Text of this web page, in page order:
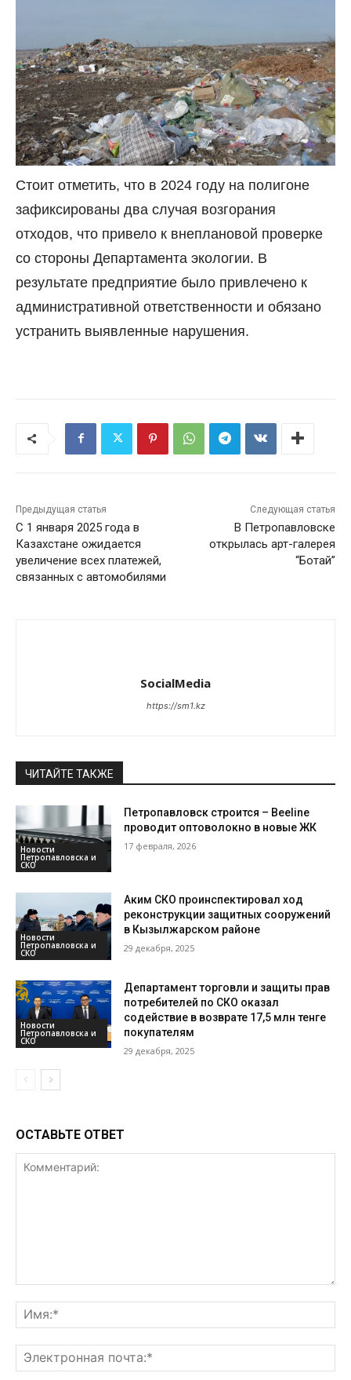
Стоит отметить, что в 2024 году на полигоне
зафиксированы два случая возгорания
отходов, что привело к внеплановой проверке
со стороны Департамента экологии. В
результате предприятие было привлечено к
административной ответственности и обязано
устранить выявленные нарушения.
Предыдущая статья
С 1 января 2025 года в
Казахстане ожидается
увеличение всех платежей,
связанных с автомобилями
Следующая статья
В Петропавловске
открылась арт-галерея
“Ботай”
SocialMedia
https://sm1.kz
ЧИТАЙТЕ ТАКЖЕ
Новости
Петропавловска и
СКО
Петропавловск строится – Beeline
проводит оптоволокно в новые ЖК
17 февраля, 2026
Новости
Петропавловска и
СКО
Аким СКО проинспектировал ход
реконструкции защитных сооружений
в Кызылжарском районе
29 декабря, 2025
Новости
Петропавловска и
СКО
Департамент торговли и защиты прав
потребителей по СКО оказал
содействие в возврате 17,5 млн тенге
покупателям
29 декабря, 2025
ОСТАВЬТЕ ОТВЕТ